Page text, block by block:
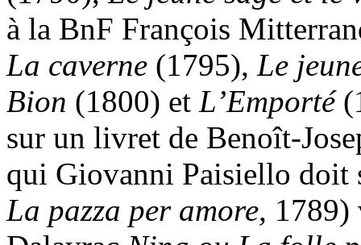
à la BnF François
La caverne (1795), Le
Bion (1800) et L’Emporté
sur un livret de Benoît-
qui Giovanni Paisiello doit
La pazza per amore, 1789)